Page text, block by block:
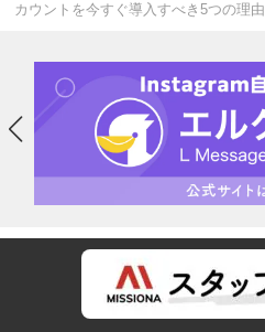
カウントを今すぐ導入すべき5つの理由